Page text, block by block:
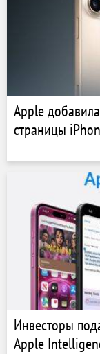
Apple
страницы
Инвесторы
Apple